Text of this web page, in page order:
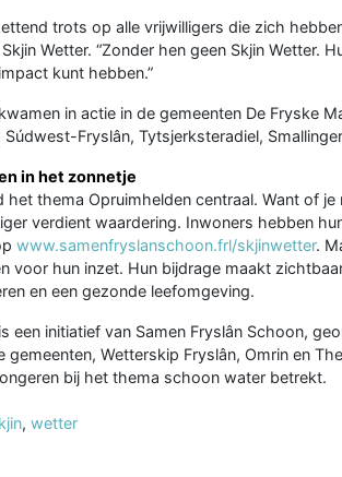
trots op alle vrijwilligers die zich
Wetter. “Zonder hen geen Skjin Wetter.
kunt hebben.”
in actie in de gemeenten De Fryske
Súdwest-Fryslân, Tytsjerksteradiel,
in het zonnetje
het thema Opruimhelden centraal. Want of
verdient waardering. Inwoners hebben
www.samenfryslanschoon.frl/skjinwetter.
voor hun inzet. Hun bijdrage maakt
en een gezonde leefomgeving.
een initiatief van Samen Fryslân Schoon,
gemeenten, Wetterskip Fryslân, Omrin en
bij het thema schoon water betrekt.
, wetter